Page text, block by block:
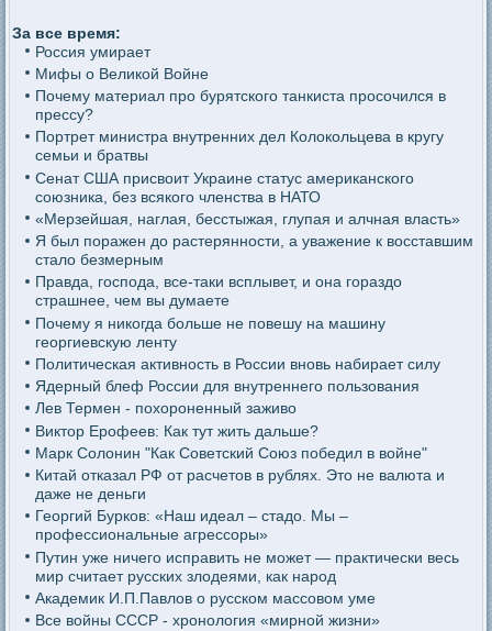
За все время:
Россия умирает
Мифы о Великой Войне
Почему материал про бурятского танкиста просочился в
прессу?
Портрет министра внутренних дел Колокольцева в кругу
семьи и братвы
Сенат США присвоит Украине статус американского
союзника, без всякого членства в НАТО
«Мерзейшая, наглая, бесстыжая, глупая и алчная власть»
Я был поражен до растерянности, а уважение к восставшим
стало безмерным
Правда, господа, все-таки всплывет, и она гораздо
страшнее, чем вы думаете
Почему я никогда больше не повешу на машину
георгиевскую ленту
Политическая активность в России вновь набирает силу
Ядерный блеф России для внутреннего пользования
Лев Термен - похороненный заживо
Виктор Ерофеев: Как тут жить дальше?
Марк Солонин "Как Советский Союз победил в войне"
Китай отказал РФ от расчетов в рублях. Это не валюта и
даже не деньги
Георгий Бурков: «Наш идеал – стадо. Мы –
профессиональные агрессоры»
Путин уже ничего исправить не может — практически весь
мир считает русских злодеями, как народ
Академик И.П.Павлов о русском массовом уме
Все войны СССР - хронология «мирной жизни»